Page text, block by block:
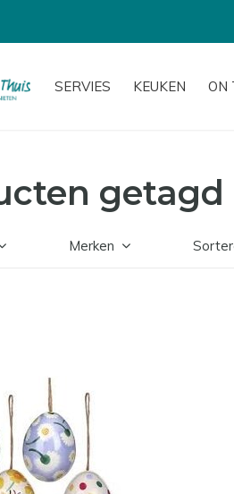
SERVIES KEUKEN ON
Merken